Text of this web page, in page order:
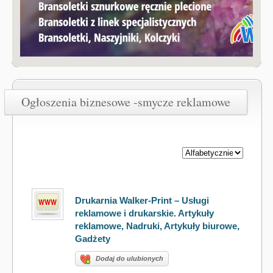
Ogłoszenia biznesowe -smycze reklamowe
Drukarnia Walker-Print – Usługi
reklamowe i drukarskie. Artykuły
reklamowe, Nadruki, Artykuły biurowe,
Gadżety
Dodaj do ulubionych